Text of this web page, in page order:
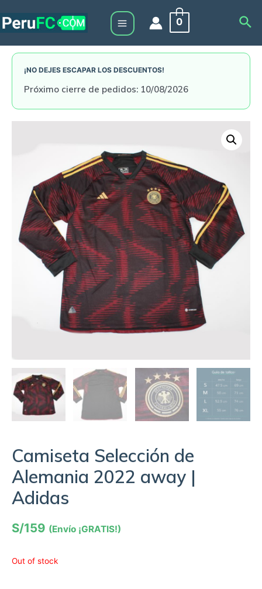
to
Main
Menu
0
¡NO DEJES ESCAPAR LOS DESCUENTOS!
Próximo cierre de pedidos: 10/08/2026
Camiseta Selección de
Alemania 2022 away |
Adidas
S/159 (Envío ¡GRATIS!)
Out of stock